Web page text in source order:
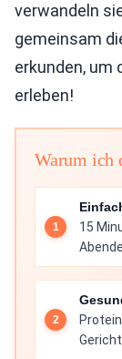
verwandeln
gemeinsam
erkunden, um
erleben!
Warum ich
15